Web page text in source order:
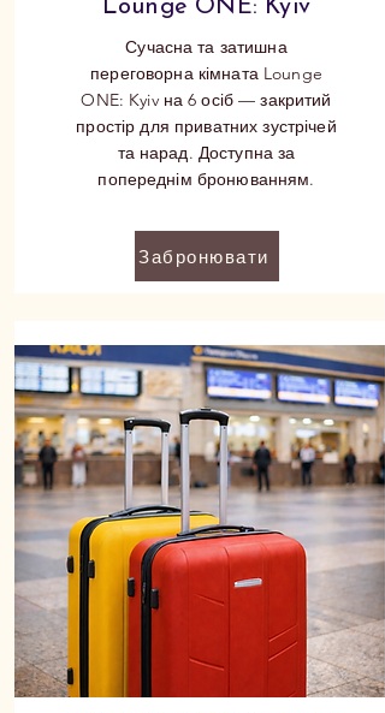
Lounge ONE: Kyiv
Сучасна та затишна
переговорна кімната Lounge
ONE: Kyiv на 6 осіб — закритий
простір для приватних зустрічей
та нарад. Доступна за
попереднім бронюванням.
Забронювати